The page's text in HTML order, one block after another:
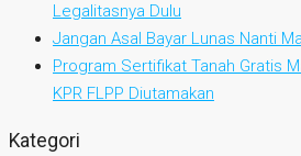
Legalitasnya Dulu
Jangan Asal Bayar Lunas Nanti
Program Sertifikat Tanah Gratis
KPR FLPP Diutamakan
Kategori